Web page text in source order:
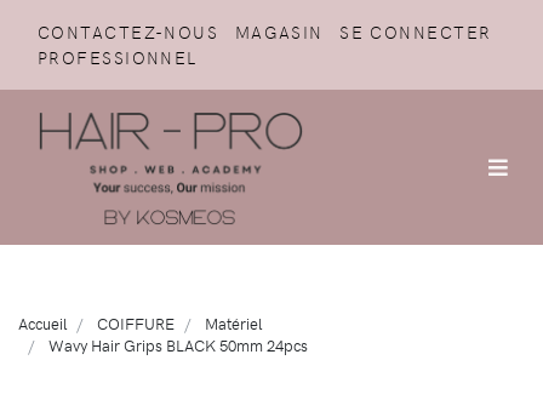
CONTACTEZ-NOUS MAGASIN
SE CONNECTER
PROFESSIONNEL
Accueil COIFFURE
Matériel
Wavy Hair Grips BLACK 50mm 24pcs